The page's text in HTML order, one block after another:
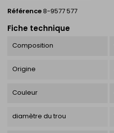
Référence8-9577 577
Fiche technique
Composition
Origine
Couleur
diamètre du trou